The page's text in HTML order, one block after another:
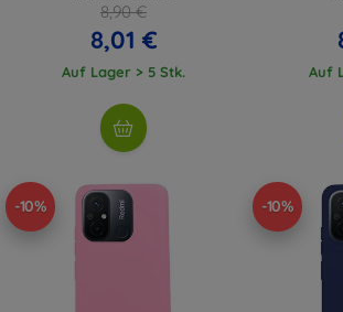
8,90 €
8,01 €
Auf Lager > 5 Stk. Auf
-10% -10%